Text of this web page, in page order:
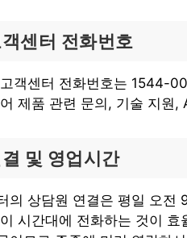
센터 전화번호
객센터 전화번호는 1544-
제품 관련 문의, 기술 지원
및 영업시간
의 상담원 연결은 평일 오전
시간대에 전화하는 것이